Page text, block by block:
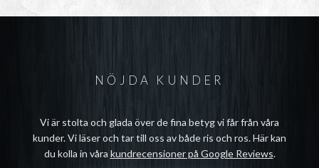
NÖJDA KUNDER
Vi är stolta och glada över de fina betyg vi får från våra
kunder. Vi läser och tar till oss av både ris och ros. Här kan
du kolla in våra kundrecensioner på Google Reviews.